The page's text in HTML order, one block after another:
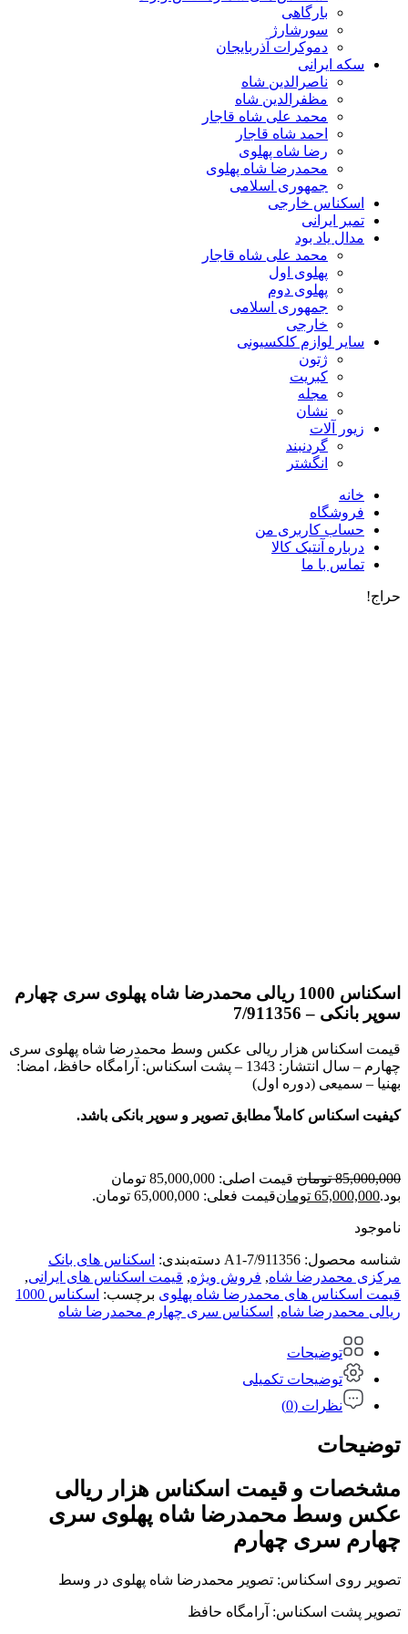
بارگاهی
سورشارژ
دموکرات آذربایجان
سکه ایرانی
ناصرالدین شاه
مظفرالدین شاه
محمد علی شاه قاجار
احمد شاه قاجار
رضا شاه پهلوی
محمدرضا شاه پهلوی
جمهوری اسلامی
اسکناس خارجی
تمبر ایرانی
مدال یاد بود
محمد علی شاه قاجار
پهلوی اول
پهلوی دوم
جمهوری اسلامی
خارجی
سایر لوازم کلکسیونی
ژتون
کبریت
مجله
نشان
زیور آلات
گردنبند
انگشتر
خانه
فروشگاه
حساب کاربری من
درباره آنتیک کالا
تماس با ما
حراج!
اسکناس 1000 ریالی محمدرضا شاه پهلوی سری چهارم
سوپر بانکی – 7/911356
قیمت اسکناس هزار ریالی عکس وسط محمدرضا شاه پهلوی سری
چهارم – سال انتشار: 1343 – پشت اسکناس: آرامگاه حافظ، امضا:
بهنیا – سمیعی (دوره اول)
کیفیت اسکناس کاملاً مطابق تصویر و سوپر بانکی باشد.
85,000,000 تومان
قیمت اصلی: 85,000,000 تومان
بود.65,000,000 تومانقیمت فعلی: 65,000,000 تومان.
ناموجود
شناسه محصول: A1-7/911356 دسته‌بندی: اسکناس های بانک
مرکزی محمدرضا شاه, فروش ویژه, قیمت اسکناس های ایرانی,
قیمت اسکناس های محمدرضا شاه پهلوی برچسب:
اسکناس 1000
ریالی محمدرضا شاه, اسکناس سری چهارم محمدرضا شاه
توضیحات
توضیحات تکمیلی
نظرات (0)
توضیحات
مشخصات و قیمت اسکناس هزار ریالی
عکس وسط محمدرضا شاه پهلوی سری
چهارم سری چهارم
تصویر روی اسکناس: تصویر محمدرضا شاه پهلوی در وسط
تصویر پشت اسکناس: آرامگاه حافظ